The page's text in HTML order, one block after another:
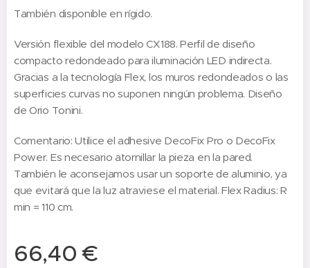
También disponible en rígido.
Versión flexible del modelo CX188. Perfil de diseño
compacto redondeado para iluminación LED indirecta.
Gracias a la tecnología Flex, los muros redondeados o las
superficies curvas no suponen ningún problema. Diseño
de Orio Tonini.
Comentario: Utilice el adhesive DecoFix Pro o DecoFix
Power. Es necesario atornillar la pieza en la pared.
También le aconsejamos usar un soporte de aluminio, ya
que evitará que la luz atraviese el material. Flex Radius: R
min = 110 cm.
66,40 €